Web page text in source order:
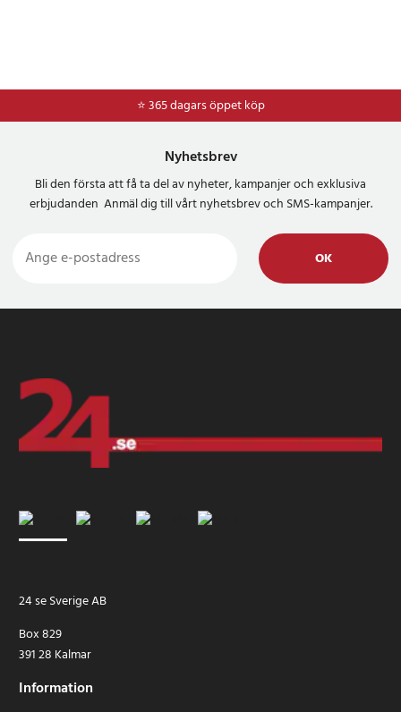
⭐ 365 dagars öppet köp
⭐Frakt 49kr *
Nyhetsbrev
Bli den första att få ta del av nyheter, kampanjer och exklusiva
erbjudanden Anmäl dig till vårt nyhetsbrev och SMS-kampanjer.
OK
24 se Sverige AB
Box 829
391 28 Kalmar
Information